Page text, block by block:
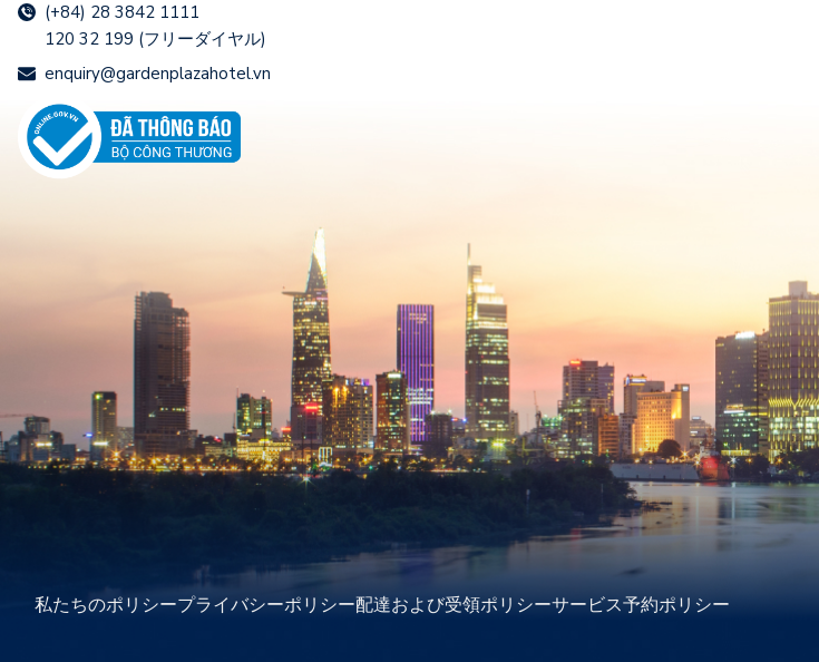
(+84) 28 3842 1111
120 32 199 (フリーダイヤル)
enquiry@gardenplazahotel.vn
私たちのポリシープライバシーポリシー配達および受領ポリシーサービス予約ポリシー